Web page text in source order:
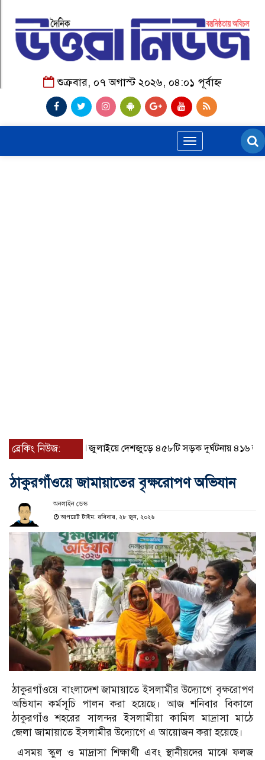
শুক্রবার, ০৭ অগাস্ট ২০২৬, ০৪:০১ পূর্বাহ্ন
Toggle
navigation
ব্রেকিং নিউজ: জুলাইয়ে দেশজুড়ে ৪৫৮টি সড়ক দুর্ঘটনায় ৪১৬ জন
ঠাকুরগাঁওয়ে জামায়াতের বৃক্ষরোপণ অভিযান
অনলাইন ডেস্ক
আপডেট টাইম: রবিবার, ২৮ জুন, ২০২৬
ঠাকুরগাঁওয়ে বাংলাদেশ জামায়াতে ইসলামীর উদ্যোগে বৃক্ষরোপণ
অভিযান কর্মসূচি পালন করা হয়েছে। আজ শনিবার বিকালে
ঠাকুরগাঁও শহরের সালন্দর ইসলামীয়া কামিল মাদ্রাসা মাঠে
জেলা জামায়াতে ইসলামীর উদ্যোগে এ আয়োজন করা হয়েছে।
এসময় স্কুল ও মাদ্রাসা শিক্ষার্থী এবং স্থানীয়দের মাঝে ফলজ